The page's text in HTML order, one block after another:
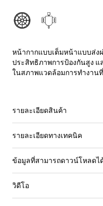
หน้ากากแบบเต็มหน้าแบบส่ง
ประสิทธิภาพการป้องกันสูง แ
ในสภาพแวดล้อมการทำงาน
รายละเอียดสินค้า
รายละเอียดทางเทคนิค
ข้อมูลที่สามารถดาวน์โหลดไ
วิดีโอ